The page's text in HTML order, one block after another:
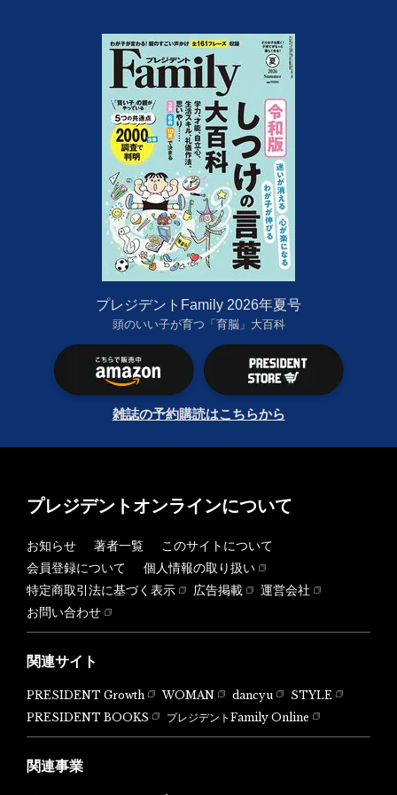
プレジデントFamily 2026年夏号
頭のいい子が育つ「育脳」大百科
雑誌の予約購読はこちらから
プレジデントオンラインについて
お知らせ 著者一覧
このサイトについて
会員登録について
個人情報の取り扱い
特定商取引法に基づく表示
広告掲載
運営会社
お問い合わせ
関連サイト
PRESIDENT Growth WOMAN dancyu
STYLE
PRESIDENT BOOKS
プレジデントFamily Online
関連事業